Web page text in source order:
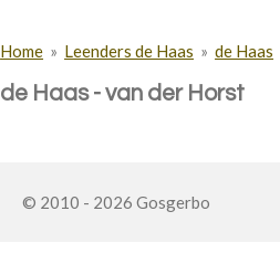
Home » Leenders de Haas » de Haas
de Haas - van der Horst
© 2010 - 2026 Gosgerbo